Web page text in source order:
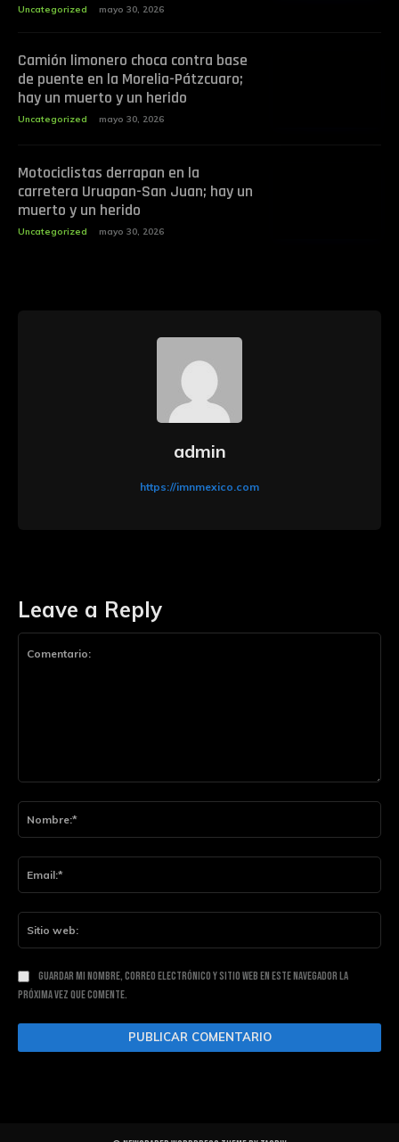
Uncategorized mayo 30, 2026
Camión limonero choca contra base
de puente en la Morelia-Pátzcuaro;
hay un muerto y un herido
Uncategorized mayo 30, 2026
Motociclistas derrapan en la
carretera Uruapan-San Juan; hay un
muerto y un herido
Uncategorized mayo 30, 2026
Leave a Reply
Guardar mi nombre, correo electrónico y sitio web en este navegador la
próxima vez que comente.
admin
https://imnmexico.com